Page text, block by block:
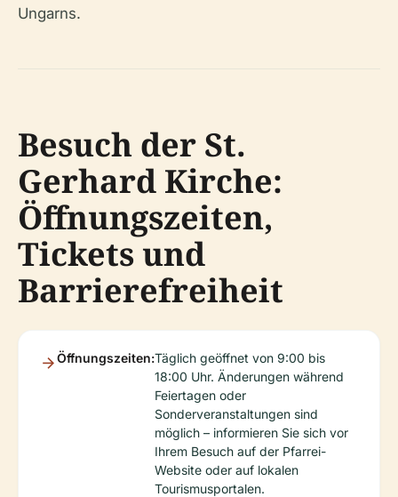
Ungarns.
Besuch der St.
Gerhard Kirche:
Öffnungszeiten,
Tickets und
Barrierefreiheit
Öffnungszeiten:Täglich geöffnet von 9:00 bis
18:00 Uhr. Änderungen während
Feiertagen oder
Sonderveranstaltungen sind
möglich – informieren Sie sich vor
Ihrem Besuch auf der Pfarrei-
Website oder auf lokalen
Tourismusportalen.